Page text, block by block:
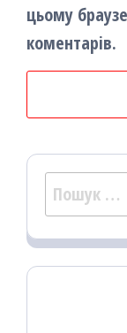
цьому
коментарів.
Пошук: